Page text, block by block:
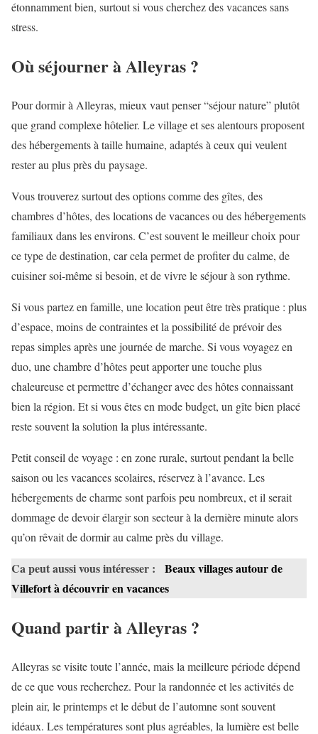
étonnamment bien, surtout si vous cherchez des vacances sans
stress.
Où séjourner à Alleyras ?
Pour dormir à Alleyras, mieux vaut penser “séjour nature” plutôt
que grand complexe hôtelier. Le village et ses alentours proposent
des hébergements à taille humaine, adaptés à ceux qui veulent
rester au plus près du paysage.
Vous trouverez surtout des options comme des gîtes, des
chambres d’hôtes, des locations de vacances ou des hébergements
familiaux dans les environs. C’est souvent le meilleur choix pour
ce type de destination, car cela permet de profiter du calme, de
cuisiner soi-même si besoin, et de vivre le séjour à son rythme.
Si vous partez en famille, une location peut être très pratique : plus
d’espace, moins de contraintes et la possibilité de prévoir des
repas simples après une journée de marche. Si vous voyagez en
duo, une chambre d’hôtes peut apporter une touche plus
chaleureuse et permettre d’échanger avec des hôtes connaissant
bien la région. Et si vous êtes en mode budget, un gîte bien placé
reste souvent la solution la plus intéressante.
Petit conseil de voyage : en zone rurale, surtout pendant la belle
saison ou les vacances scolaires, réservez à l’avance. Les
hébergements de charme sont parfois peu nombreux, et il serait
dommage de devoir élargir son secteur à la dernière minute alors
qu’on rêvait de dormir au calme près du village.
Ca peut aussi vous intéresser :
Beaux villages autour de
Villefort à découvrir en vacances
Quand partir à Alleyras ?
Alleyras se visite toute l’année, mais la meilleure période dépend
de ce que vous recherchez. Pour la randonnée et les activités de
plein air, le printemps et le début de l’automne sont souvent
idéaux. Les températures sont plus agréables, la lumière est belle